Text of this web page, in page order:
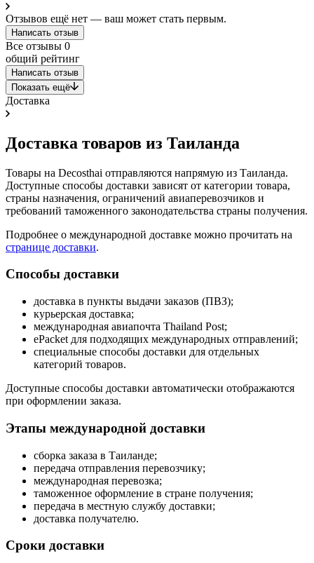
Отзывов ещё нет — ваш может стать первым.
Написать отзыв
Все отзывы 0
общий рейтинг
Написать отзыв
Показать ещё
Доставка
Доставка товаров из Таиланда
Товары на Decosthai отправляются напрямую из Таиланда.
Доступные способы доставки зависят от категории товара,
страны назначения, ограничений авиаперевозчиков и
требований таможенного законодательства страны получения.
Подробнее о международной доставке можно прочитать на
странице доставки.
Способы доставки
доставка в пункты выдачи заказов (ПВЗ);
курьерская доставка;
международная авиапочта Thailand Post;
ePacket для подходящих международных отправлений;
специальные способы доставки для отдельных
категорий товаров.
Доступные способы доставки автоматически отображаются
при оформлении заказа.
Этапы международной доставки
сборка заказа в Таиланде;
передача отправления перевозчику;
международная перевозка;
таможенное оформление в стране получения;
передача в местную службу доставки;
доставка получателю.
Сроки доставки